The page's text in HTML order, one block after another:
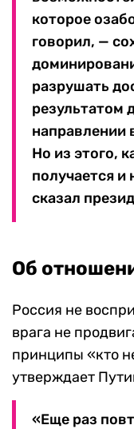
которое
говорил, —
разрушать
результатом
направлении
Но из этого,
получается и
сказал
Об
Россия не
врага не
принципы «кто
утверждает
«Еще раз